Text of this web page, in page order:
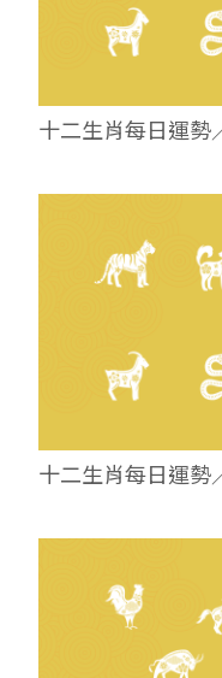
十二生肖每日運勢
十二生肖每日運勢